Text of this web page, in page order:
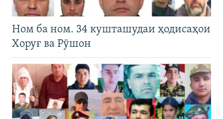
Ном ба ном. 34 кушташудаи ҳодисаҳои
Хоруғ ва Рӯшон